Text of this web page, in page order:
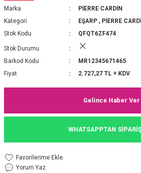
2025-2026 SONBAHAR KIŞ
JAKAR EŞARP
PAMUK EŞARP
ŞAL
MEDİNE İPEĞİ ŞAL
İPEĞİ ŞAL
Marka
PİERRE CARDİN
Kategori
EŞARP , PİERRE
Stok Kodu
QFQT6ZF474
Stok Durumu
Barkod Kodu
MR12345671465
Fiyat
2.727,27 TL + KDV
Gelince Haber Ver
WHATSAPPTAN
Yorum Yaz